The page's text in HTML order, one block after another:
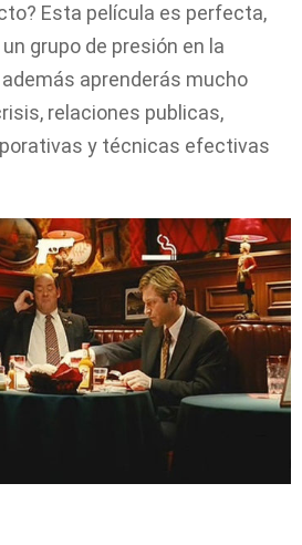
Esta película es perfecta,
grupo de presión en la
aprenderás mucho
relaciones publicas,
y técnicas efectivas